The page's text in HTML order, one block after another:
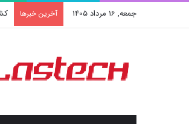
جمعه, 16 مرداد 1405 آخرین خبرها